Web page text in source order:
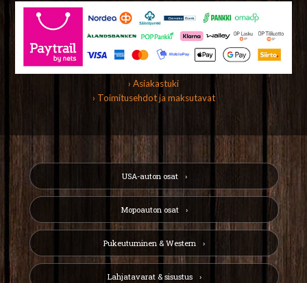
› Asiakastuki
› Toimitusehdot ja maksutavat
USA-auton osat
Mopoauton osat
Pukeutuminen & Western
Lahjatavarat & sisustus